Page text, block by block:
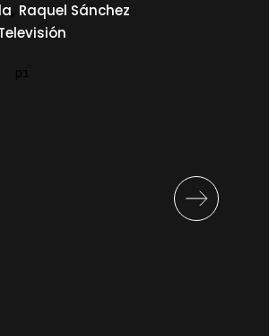
Raquel Sánchez